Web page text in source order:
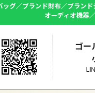
ッグ／ブランド財布／ブラン
オーディオ機器
ゴー